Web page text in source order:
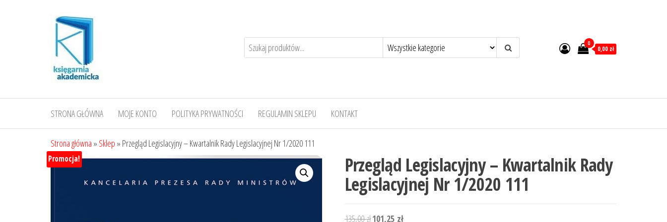
0
0,00 zł
STRONA GŁÓWNA MOJE KONTO POLITYKA PRYWATNOŚCI REGULAMIN SKLEPU KONTAKT
Strona główna » Sklep » Przegląd Legislacyjny – Kwartalnik Rady Legislacyjnej Nr 1/2020 111
Promocja! Przegląd Legislacyjny – Kwartalnik Rady
Legislacyjnej Nr 1/2020 111
135,00złPierwotna
101,25 złAktualna